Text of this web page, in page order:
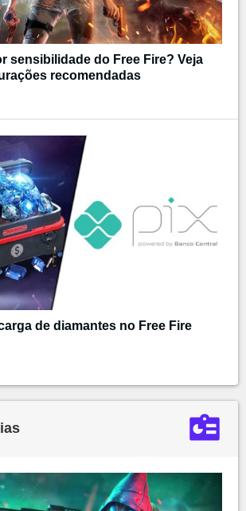
sensibilidade do Free Fire? Veja
recomendadas
de diamantes no Free Fire